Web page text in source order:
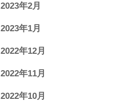
2023年2月
2023年1月
2022年12月
2022年11月
2022年10月